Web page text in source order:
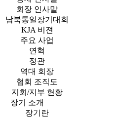
회장 인사말
남북통일장기대회
KJA 비젼
주요 사업
연혁
정관
역대 회장
협회 조직도
지회/지부 현황
장기 소개
장기란